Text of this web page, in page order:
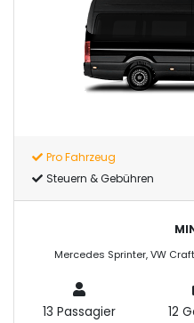
Pro Fahrzeug
Steuern & Gebühren
Mercedes Sprinter, VW
13 Passagier 12